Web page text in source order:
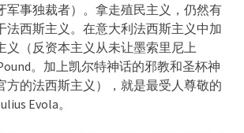
军事独裁者）。拿走殖民主义，仍然有
法西斯主义。在意大利法西斯主义中加
义（反资本主义从未让墨索里尼上
。加上凯尔特神话的邪教和圣杯神
方的法西斯主义），就是最受人尊敬的
Evola。